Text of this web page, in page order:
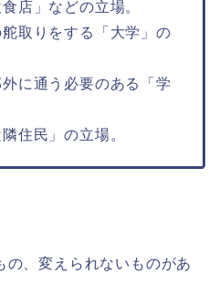
店」などの立場。
取りをする「大学」の
に通う必要のある「学
住民」の立場。
の、変えられないものがあ